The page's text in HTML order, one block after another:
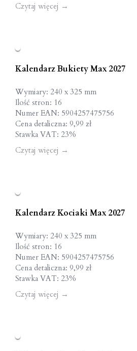
Czytaj więcej →
Kalendarz Bukiety Max 2027
Wymiary: 240 x 325 mm
Ilość stron: 16
Numer EAN: 5904257475756
Cena detaliczna: 9,99 zł
Stawka VAT: 23%
Czytaj więcej →
Kalendarz Kociaki Max 2027
Wymiary: 240 x 325 mm
Ilość stron: 16
Numer EAN: 5904257475756
Cena detaliczna: 9,99 zł
Stawka VAT: 23%
Czytaj więcej →